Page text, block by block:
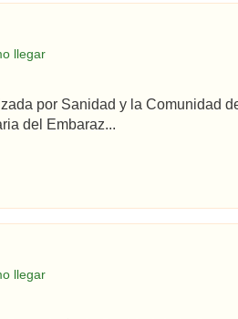
llegar
por Sanidad y la Comunidad
del Embaraz...
llegar